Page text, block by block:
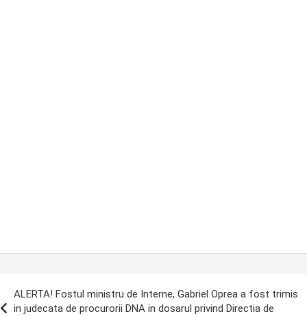
ALERTA! Fostul ministru de Interne, Gabriel Oprea a fost trimis
in judecata de procurorii DNA in dosarul privind Directia de